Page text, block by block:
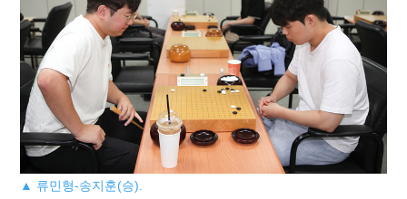
▲ 류민형-송지훈(승).